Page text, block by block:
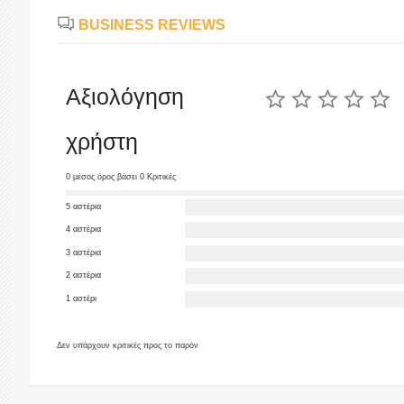
BUSINESS REVIEWS
Αξιολόγηση
χρήστη
0 μέσος όρος βάσει 0 Κριτικές
5 αστέρια
4 αστέρια
3 αστέρια
2 αστέρια
1 αστέρι
Δεν υπάρχουν κριτικές προς το παρόν